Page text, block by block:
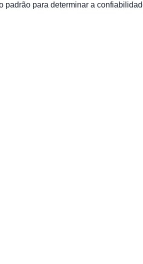
padrão para determinar a